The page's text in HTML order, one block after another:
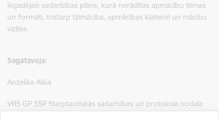
ikgadējais sadarbības plāns, kurā norādītas apmācību tēmas
un formāti, tostarp tālmācība, apmācības klātienē un mācību
vizītes.
Sagatavoja:
Anželika Alika
VRS GP SSP Starptautiskās sadarbības un protokola nodaļa